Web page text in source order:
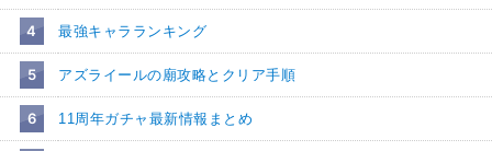
4 最強キャラランキング
5 アズライールの廟攻略とクリア手順
6 11周年ガチャ最新情報まとめ